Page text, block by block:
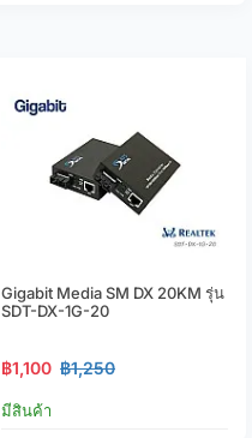
Gigabit Media SM DX 20KM รุ่น
SDT-DX-1G-20
฿1,100 ฿1,250
มีสินค้า